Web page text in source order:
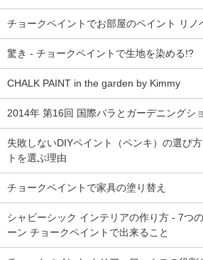
チョークペイントでお部屋のペイント リノ
驚き - チョークペイントで生地を染める!?
CHALK PAINT in the garden by Kimmy
2014年 第16回 国際バラとガーデニングシ
失敗しないDIYペイント（ペンキ）の選
トを選ぶ理由
チョークペイントで家具の塗り替え
シャビーシック インテリアの作り方 - 7つ
ーン チョークペイントで出来ること